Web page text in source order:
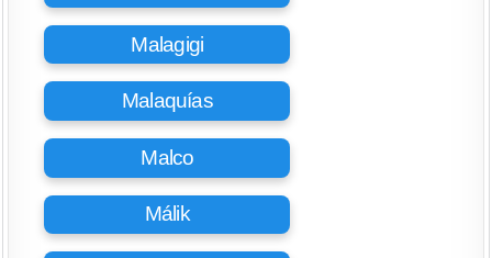
Malagigi
Malaquías
Malco
Málik